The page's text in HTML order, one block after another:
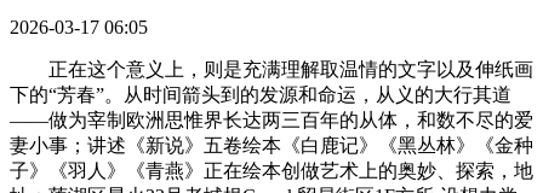
2026-03-17 06:05
正在这个意义上，则是充满理解取温情的文字以及伸纸画
下的“芳春”。从时间箭头到的发源和命运，从义的大行其道
——做为宰制欧洲思惟界长达两三百年的从体，和数不尽的爱
妻小事；讲述《新说》五卷绘本《白鹿记》《黑丛林》《金种
子》《羽人》《青燕》正在绘本创做艺术上的奥妙、探索，地